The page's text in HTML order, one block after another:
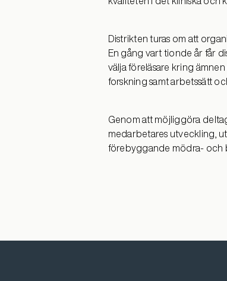
Distrikten turas om att
En gång vart tionde år får
välja föreläsare kring
forskning samt arbetssätt
Genom att möjliggöra
medarbetares utveckling,
förebyggande mödra- och